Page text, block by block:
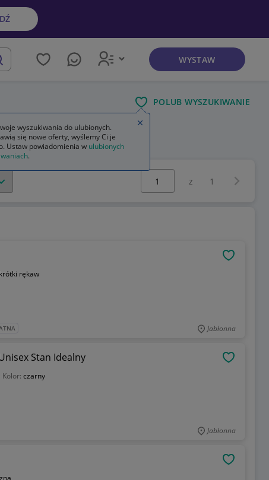
WYSTAW
POLUB WYSZUKIWANIE
na kg
Wybierz stronę:
z 1
krótki rękaw
Jabłonna
Stan Idealny
Kolor: czarny
Jabłonna
wyszukiwania do ulubionych.
się nowe oferty, wyślemy Ci je
Ustaw powiadomienia w ulubionych
.
Zamknij wskazówkę